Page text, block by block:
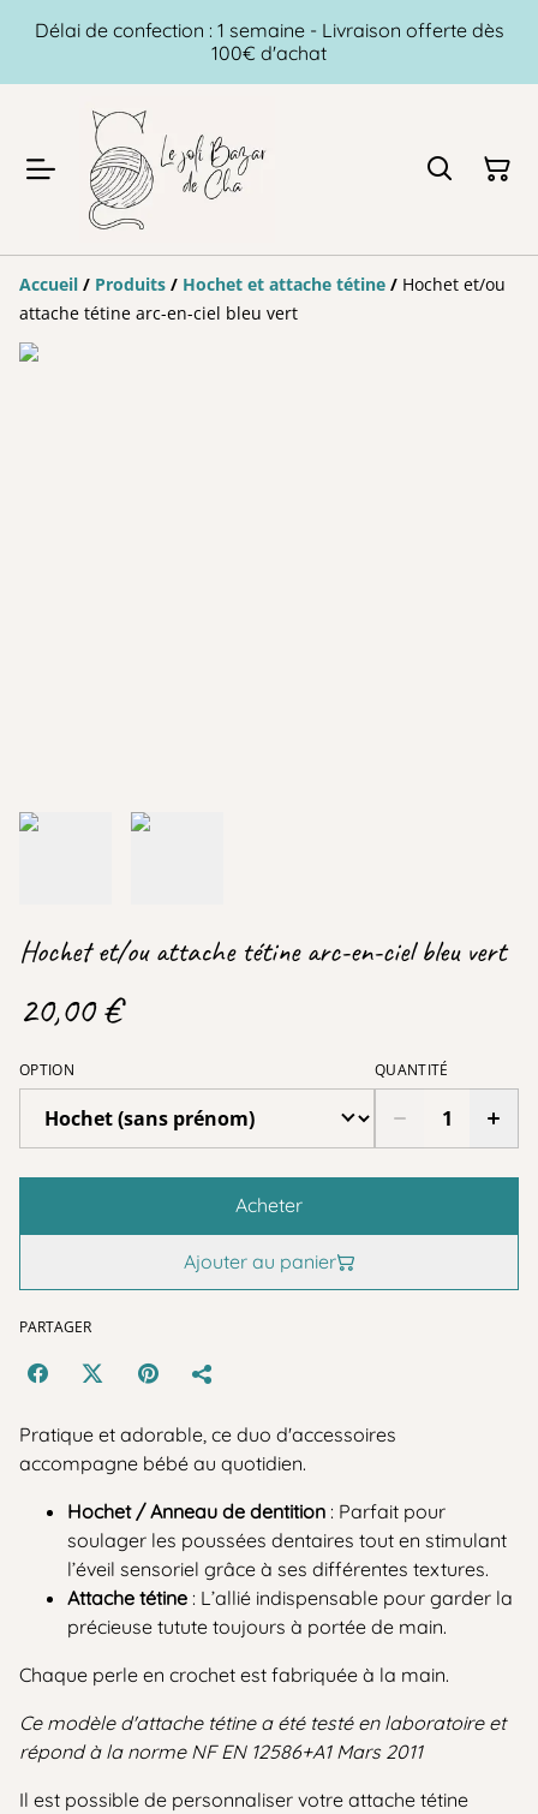
Délai de confection : 1 semaine - Livraison offerte dès
100€ d'achat
Accueil / Produits / Hochet et attache tétine / Hochet et/ou
attache tétine arc-en-ciel bleu vert
Hochet et/ou attache tétine arc-en-ciel bleu vert
20,00 €
OPTION QUANTITÉ
Acheter
Ajouter au panier
PARTAGER
Pratique et adorable, ce duo d'accessoires
accompagne bébé au quotidien.
Hochet / Anneau de dentition : Parfait pour
soulager les poussées dentaires tout en stimulant
l’éveil sensoriel grâce à ses différentes textures.
Attache tétine : L’allié indispensable pour garder la
précieuse tutute toujours à portée de main.
Chaque perle en crochet est fabriquée à la main.
Ce modèle d'attache tétine a été testé en laboratoire et
répond à la norme NF EN 12586+A1 Mars 2011
Il est possible de personnaliser votre attache tétine